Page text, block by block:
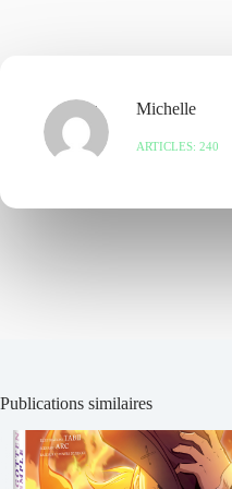
Michelle
ARTICLES: 240
Publications similaires